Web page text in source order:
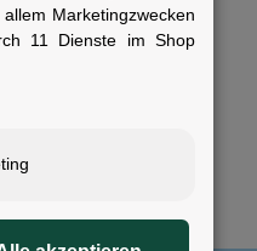
Wert auf
Marketingzwecken
11 Dienste im Shop